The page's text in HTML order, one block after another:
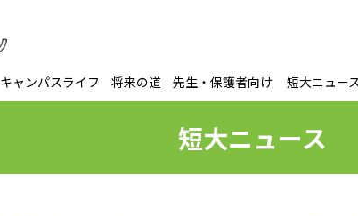
キャンパスライフ 将来の道 先生・保護者向け 短大ニュー
短大ニュース